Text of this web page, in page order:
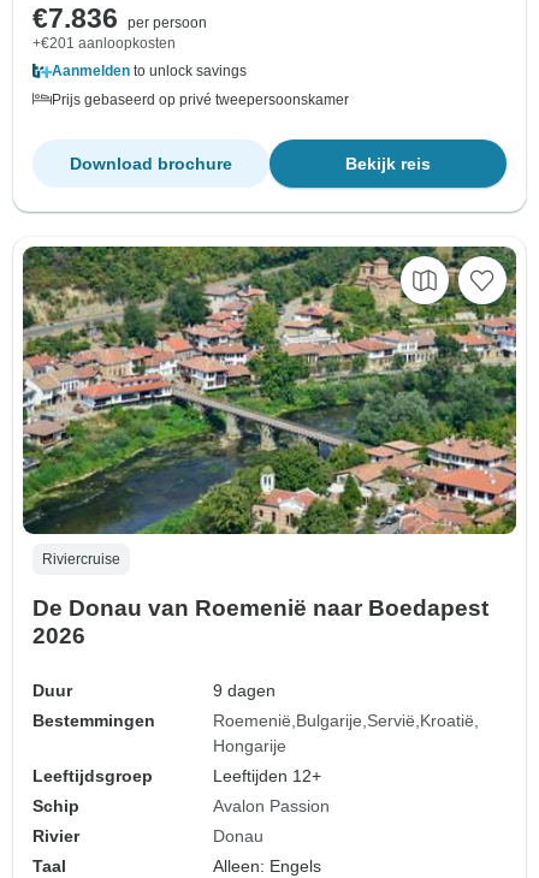
€7.836
per persoon
+€201 aanloopkosten
Aanmelden to unlock savings
Prijs gebaseerd op privé tweepersoonskamer
Bekijk reis
Download brochure
Riviercruise
De Donau van Roemenië naar Boedapest
2026
Duur
9 dagen
Bestemmingen
Roemenië Bulgarije Servië Kroatië
Hongarije
Leeftijdsgroep
Leeftijden 12+
Schip
Avalon Passion
Rivier
Donau
Taal
Alleen: Engels